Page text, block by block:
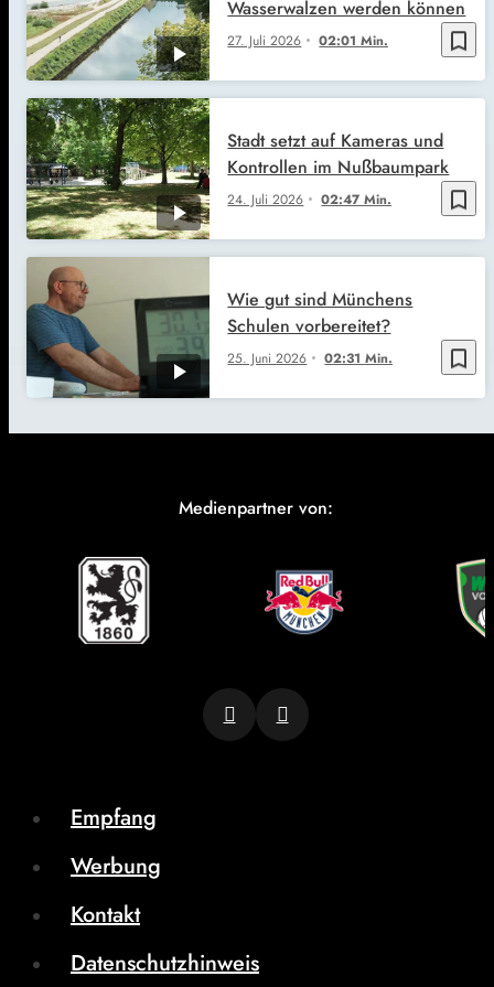
bookmark_border
27. Juli 2026 02:01 Min.
Wasserwalzen werden können
bookmark_border
24. Juli 2026 02:47 Min.
Stadt setzt auf Kameras und
Kontrollen im Nußbaumpark
bookmark_border
25. Juni 2026 02:31 Min.
Wie gut sind Münchens
Schulen vorbereitet?
Medienpartner von:
Empfang
Werbung
Kontakt
Datenschutzhinweis